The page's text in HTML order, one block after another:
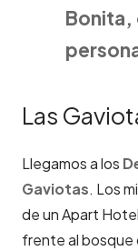
Bonita,
Las
Llegamos a los
Gaviotas. Los
de un Apart
frente al bosque